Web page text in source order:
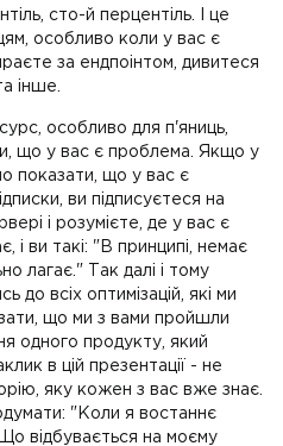
сто-й перцентіль. І це
особливо коли у вас є
за ендпоінтом, дивитеся
інше.
особливо для п'яниць,
що у вас є проблема. Якщо у
показати, що у вас є
ви підписуєтеся на
і розумієте, де у вас є
і ви такі: "В принципі, немає
лагає." Так далі і тому
всіх оптимізацій, які ми
що ми з вами пройшли
одного продукту, який
в цій презентації - не
яку кожен з вас вже знає.
"Коли я востаннє
відбувається на моєму